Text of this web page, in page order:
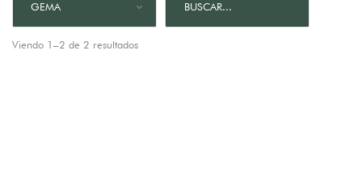
GEMA
Viendo 1–2 de 2 resultados